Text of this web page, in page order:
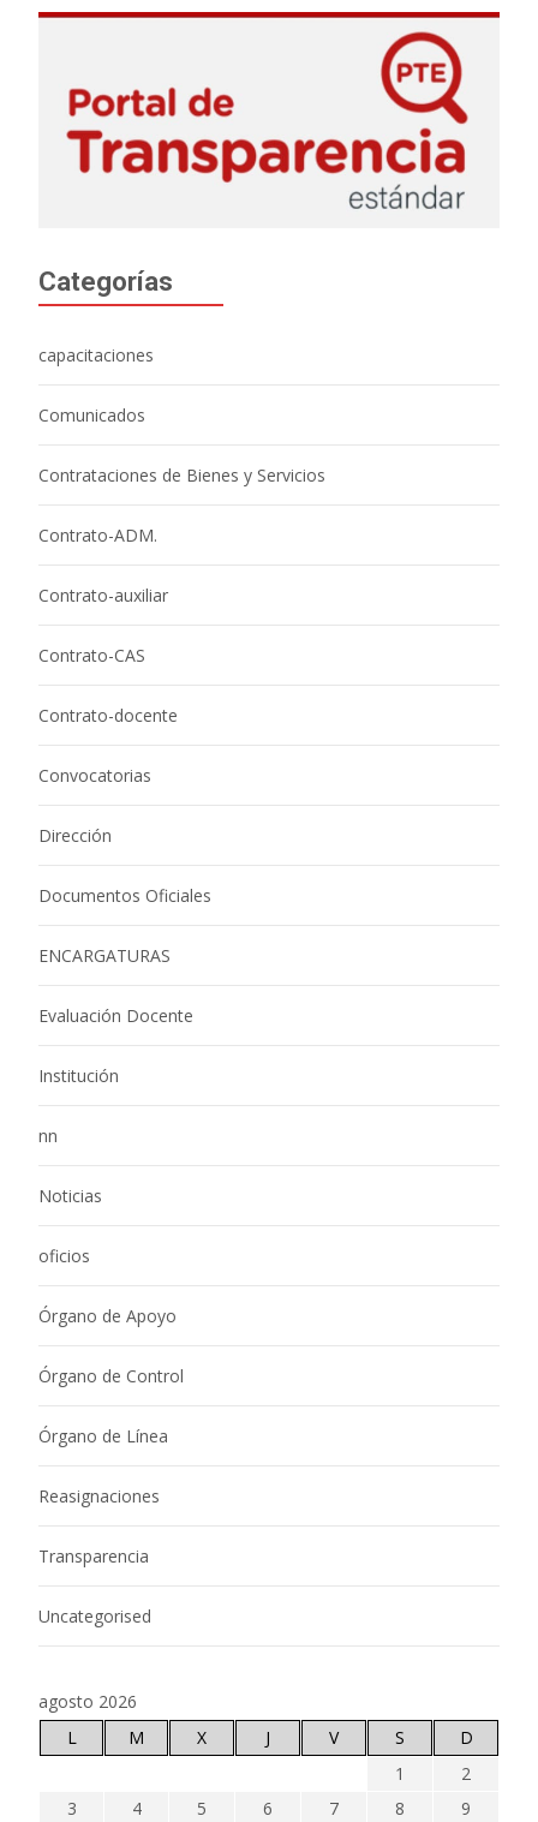
Categorías
capacitaciones
Comunicados
Contrataciones de Bienes y Servicios
Contrato-ADM.
Contrato-auxiliar
Contrato-CAS
Contrato-docente
Convocatorias
Dirección
Documentos Oficiales
ENCARGATURAS
Evaluación Docente
Institución
nn
Noticias
oficios
Órgano de Apoyo
Órgano de Control
Órgano de Línea
Reasignaciones
Transparencia
Uncategorised
agosto 2026
L
M X J V S
D
1
2
3
4 5 6 7 8
9